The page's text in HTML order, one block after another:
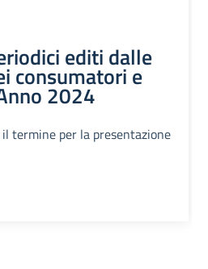
editi dalle
consumatori e
2024
termine per la presentazione